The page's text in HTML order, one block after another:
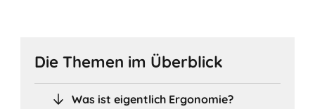
Die Themen im Überblick
Was ist eigentlich Ergonomie?